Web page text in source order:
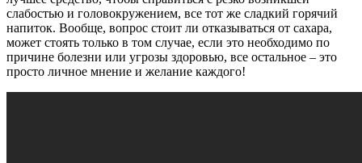
слабостью и головокружением, все тот же сладкий горячий
напиток. Вообще, вопрос стоит ли отказываться от сахара,
может стоять только в том случае, если это необходимо по
причине болезни или угрозы здоровью, все остальное – это
просто личное мнение и желание каждого!